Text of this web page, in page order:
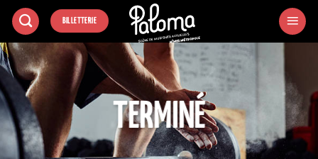
Passer
contenu
BILLETTERIE
TERMINÉ